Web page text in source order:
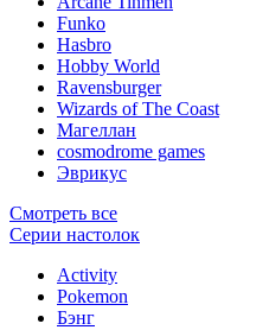
Funko
Hasbro
Hobby World
Ravensburger
Wizards of The Coast
Магеллан
сosmodrome games
Эврикус
Смотреть все
Серии настолок
Activity
Pokemon
Бэнг